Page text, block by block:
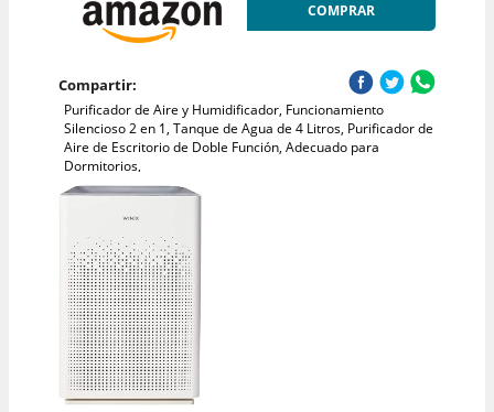
COMPRAR
Compartir:
Purificador de Aire y Humidificador, Funcionamiento
Silencioso 2 en 1, Tanque de Agua de 4 Litros, Purificador de
Aire de Escritorio de Doble Función, Adecuado para
Dormitorios,